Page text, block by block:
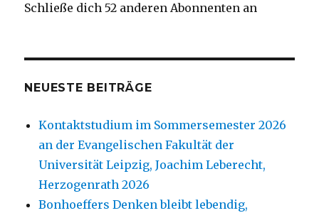
Schließe dich 52 anderen Abonnenten an
NEUESTE BEITRÄGE
Kontaktstudium im Sommersemester 2026
an der Evangelischen Fakultät der
Universität Leipzig, Joachim Leberecht,
Herzogenrath 2026
Bonhoeffers Denken bleibt lebendig,